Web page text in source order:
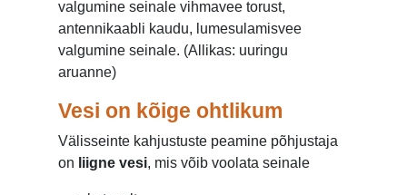
valgumine seinale vihmavee torust,
antennikaabli kaudu, lumesulamisvee
valgumine seinale. (Allikas: uuringu
aruanne)
Vesi on kõige ohtlikum
Välisseinte kahjustuste peamine põhjustaja
on liigne vesi, mis võib voolata seinale